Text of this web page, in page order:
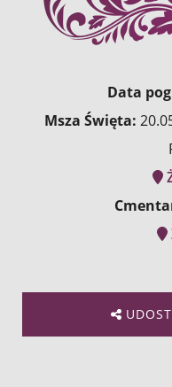
Data
Msza Święta: